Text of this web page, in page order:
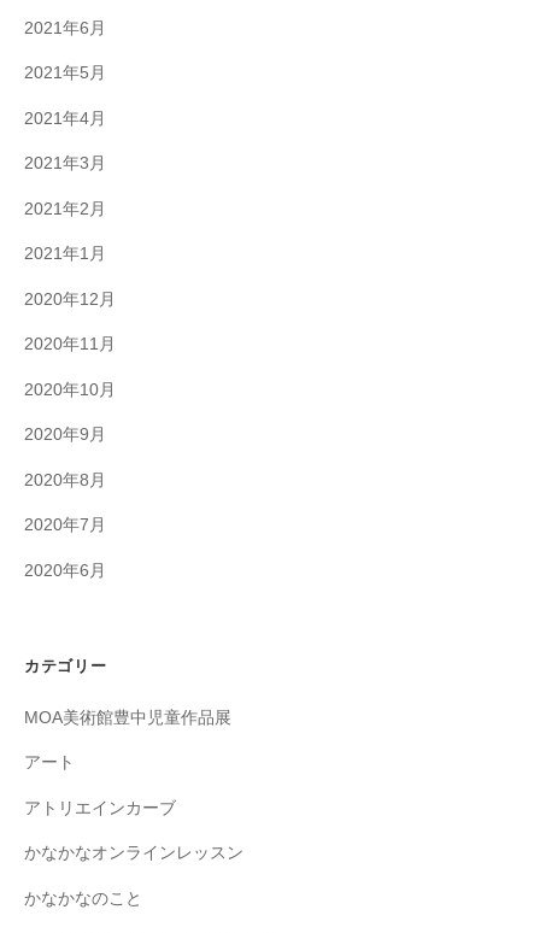
2021年6月
2021年5月
2021年4月
2021年3月
2021年2月
2021年1月
2020年12月
2020年11月
2020年10月
2020年9月
2020年8月
2020年7月
2020年6月
カテゴリー
MOA美術館豊中児童作品展
アート
アトリエインカーブ
かなかなオンラインレッスン
かなかなのこと